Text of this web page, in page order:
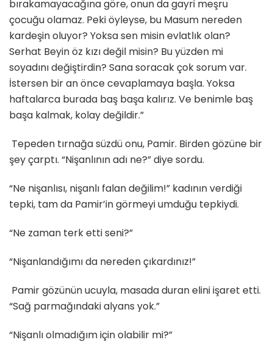
bırakamayacağına göre, onun da gayri meşru
çocuğu olamaz. Peki öyleyse, bu Masum nereden
kardeşin oluyor? Yoksa sen misin evlatlık olan?
Serhat Beyin öz kızı değil misin? Bu yüzden mi
soyadını değiştirdin? Sana soracak çok sorum var.
İstersen bir an önce cevaplamaya başla. Yoksa
haftalarca burada baş başa kalırız. Ve benimle baş
başa kalmak, kolay değildir.”
Tepeden tırnağa süzdü onu, Pamir. Birden gözüne bir
şey çarptı. “Nişanlının adı ne?” diye sordu.
“Ne nişanlısı, nişanlı falan değilim!” kadının verdiği
tepki, tam da Pamir’in görmeyi umduğu tepkiydi.
“Ne zaman terk etti seni?”
“Nişanlandığımı da nereden çıkardınız!”
Pamir gözünün ucuyla, masada duran elini işaret etti.
“Sağ parmağındaki alyans yok.”
“Nişanlı olmadığım için olabilir mi?”